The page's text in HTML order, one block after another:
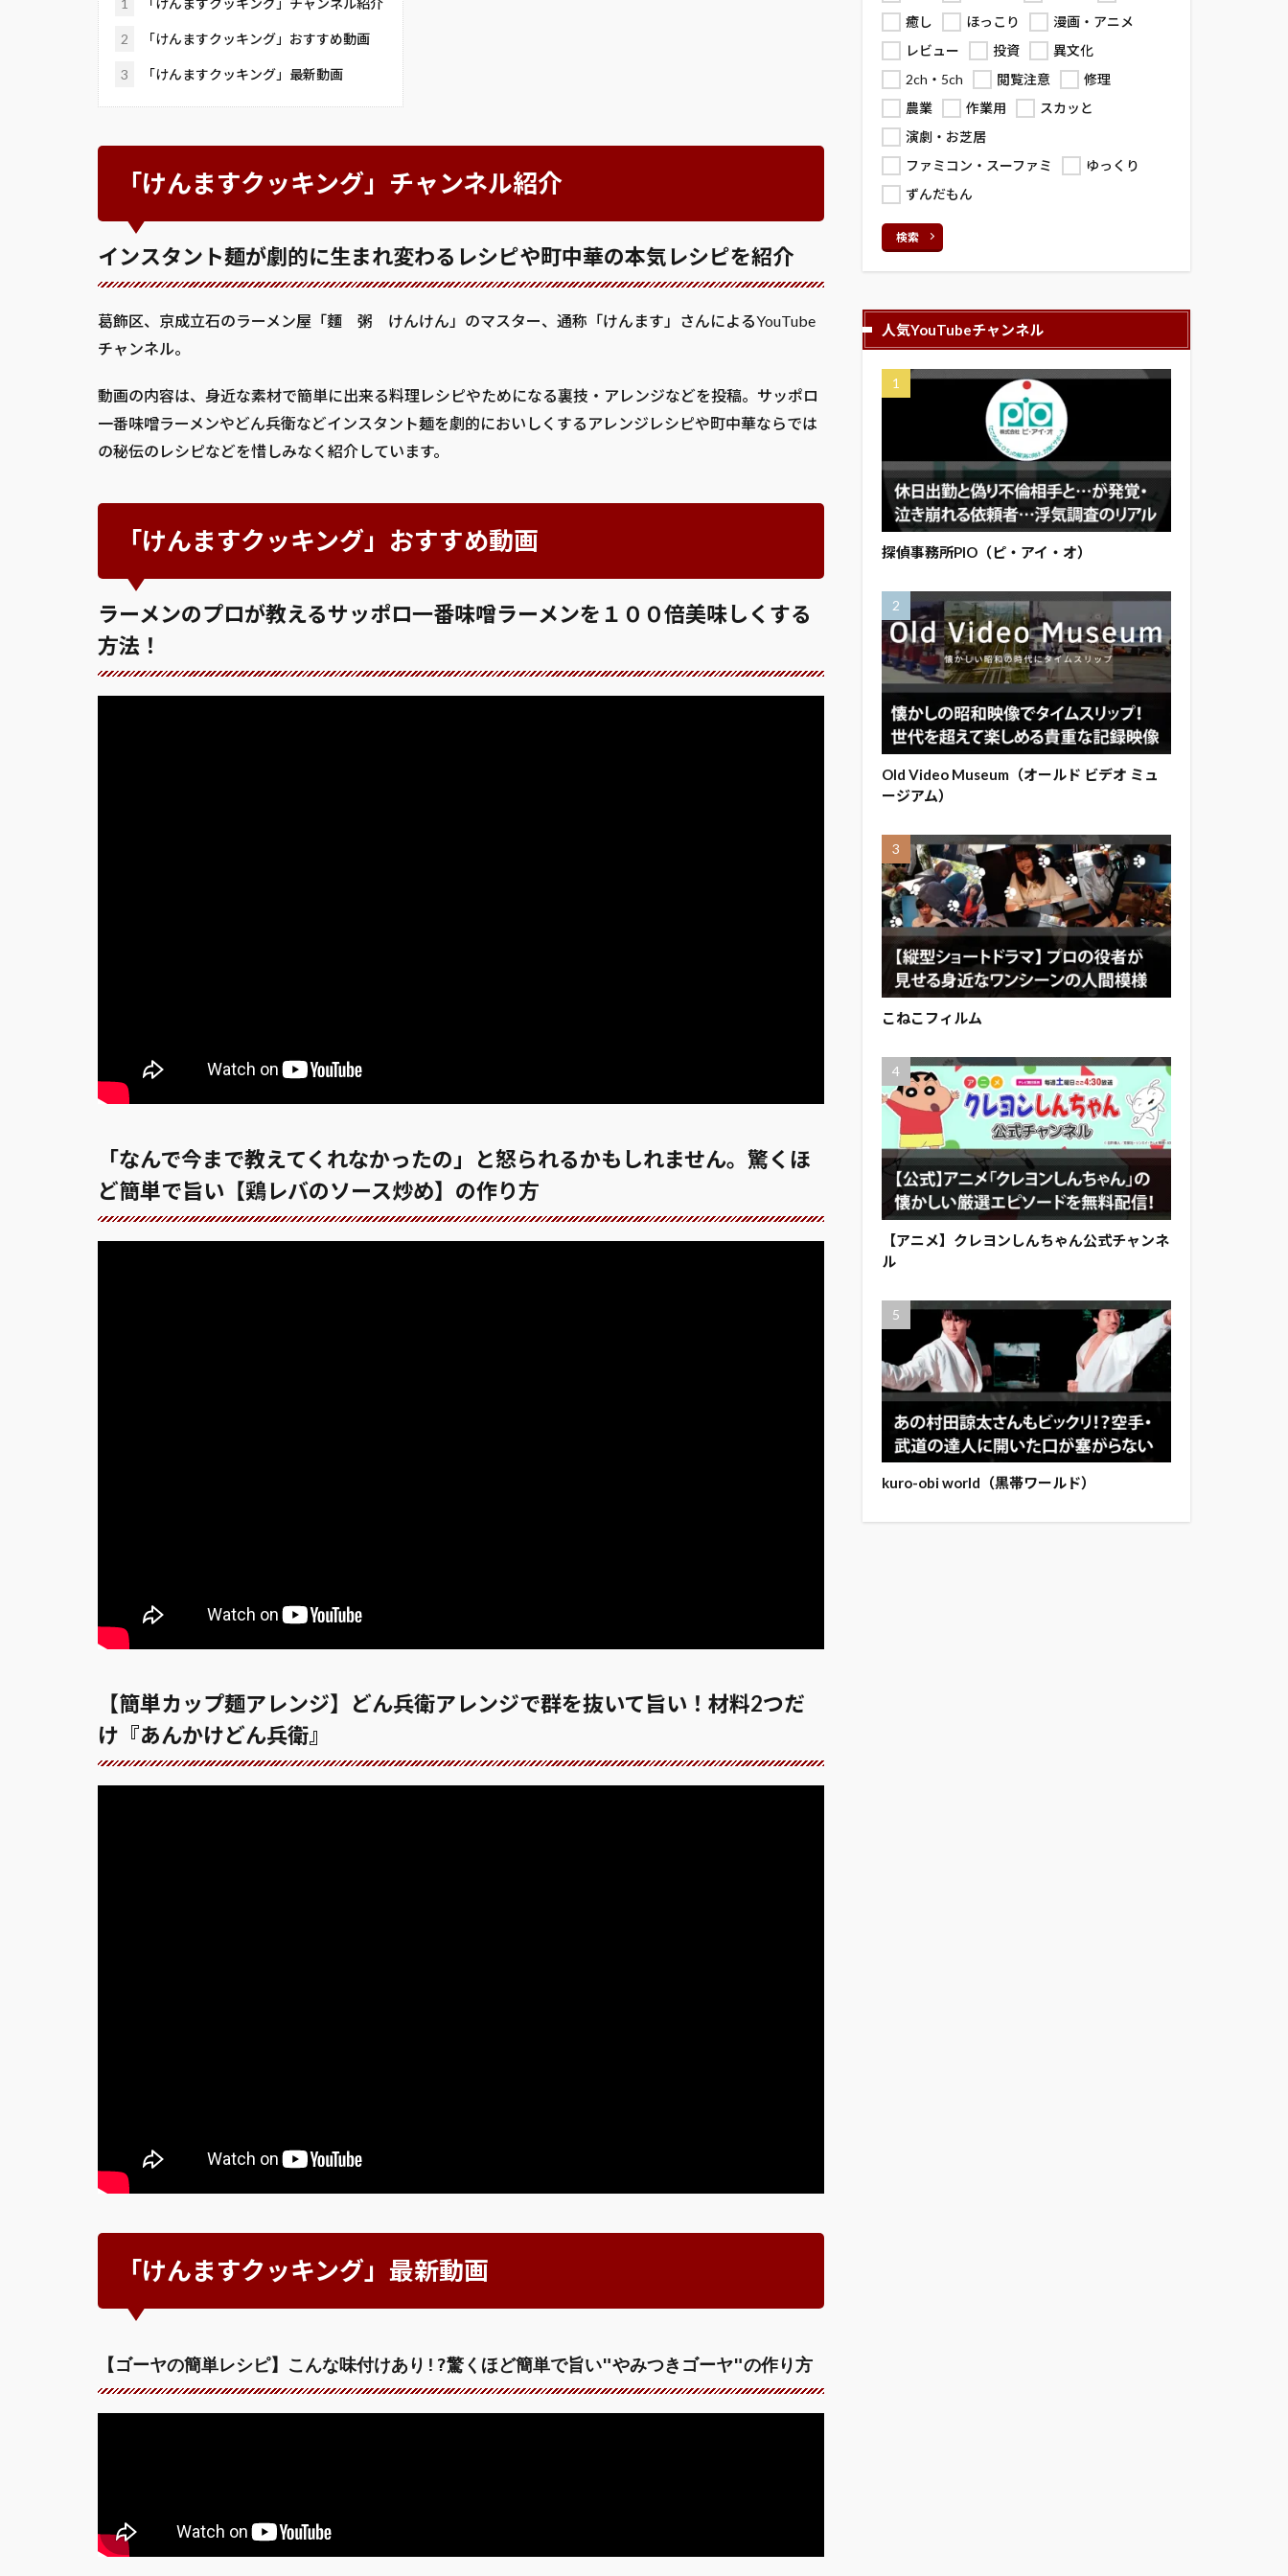
1 「けんますクッキング」チャンネル紹介
2 「けんますクッキング」おすすめ動画
3 「けんますクッキング」最新動画
「けんますクッキング」チャンネル紹介
インスタント麺が劇的に生まれ変わるレシピや町中華の本気レシピを紹介
葛飾区、京成立石のラーメン屋「麵 粥 けんけん」のマスター、通称「けんます」さんによるYouTube
チャンネル。
動画の内容は、身近な素材で簡単に出来る料理レシピやためになる裏技・アレンジなどを投稿。サッポロ
一番味噌ラーメンやどん兵衛などインスタント麺を劇的においしくするアレンジレシピや町中華ならでは
の秘伝のレシピなどを惜しみなく紹介しています。
「けんますクッキング」おすすめ動画
ラーメンのプロが教えるサッポロ一番味噌ラーメンを１００倍美味しくする
方法！
「なんで今まで教えてくれなかったの」と怒られるかもしれません。驚くほ
ど簡単で旨い【鶏レバのソース炒め】の作り方
【簡単カップ麺アレンジ】どん兵衛アレンジで群を抜いて旨い！材料2つだ
け『あんかけどん兵衛』
「けんますクッキング」最新動画
【ゴーヤの簡単レシピ】こんな味付けあり!?驚くほど簡単で旨い"やみつきゴーヤ"の作り方
癒し
ほっこり
漫画・アニメ
レビュー
投資
異文化
2ch・5ch
閲覧注意
修理
農業
作業用
スカッと
演劇・お芝居
ファミコン・スーファミ
ゆっくり
ずんだもん
検索
人気YouTubeチャンネル
探偵事務所PIO（ピ・アイ・オ）
Old Video Museum（オールド ビデオ ミュ
ージアム）
こねこフィルム
【アニメ】クレヨンしんちゃん公式チャンネ
ル
kuro-obi world（黒帯ワールド）